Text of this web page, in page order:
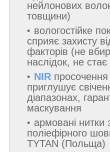
нейлонових
товщини)
вологостійке
сприяє захисту
факторів (не
наслідок, не
NIR просочення
приглушує
діапазонах,
маскування
армовані нитки
поліефірного
TYTAN (Польща)